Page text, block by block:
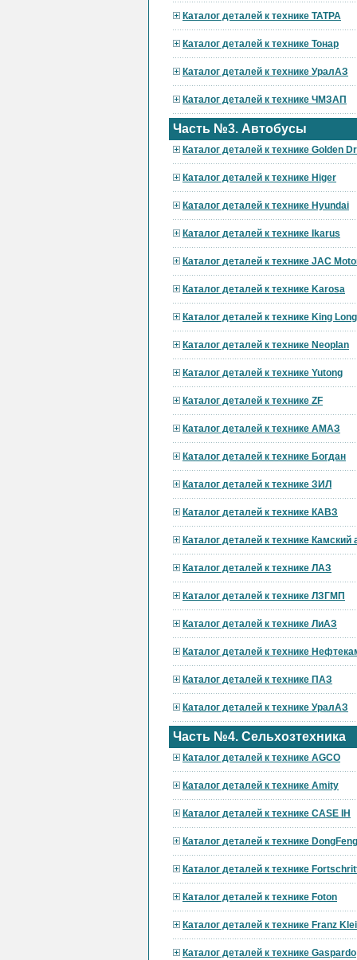
Каталог деталей к технике ТАТРА
Каталог деталей к технике Тонар
Каталог деталей к технике УралАЗ
Каталог деталей к технике ЧМЗАП
Часть №3. Автобусы
Каталог деталей к технике Golden
Каталог деталей к технике Higer
Каталог деталей к технике Hyundai
Каталог деталей к технике Ikarus
Каталог деталей к технике JAC
Каталог деталей к технике Karosa
Каталог деталей к технике King Long
Каталог деталей к технике Neoplan
Каталог деталей к технике Yutong
Каталог деталей к технике ZF
Каталог деталей к технике АМАЗ
Каталог деталей к технике Богдан
Каталог деталей к технике ЗИЛ
Каталог деталей к технике КАВЗ
Каталог деталей к технике Камский
Каталог деталей к технике ЛАЗ
Каталог деталей к технике ЛЗГМП
Каталог деталей к технике ЛиАЗ
Каталог деталей к технике
Каталог деталей к технике ПАЗ
Каталог деталей к технике УралАЗ
Часть №4. Сельхозтехника
Каталог деталей к технике AGCO
Каталог деталей к технике Amity
Каталог деталей к технике CASE IH
Каталог деталей к технике DongFeng
Каталог деталей к технике
Каталог деталей к технике Foton
Каталог деталей к технике Franz
Каталог деталей к технике Gaspardo